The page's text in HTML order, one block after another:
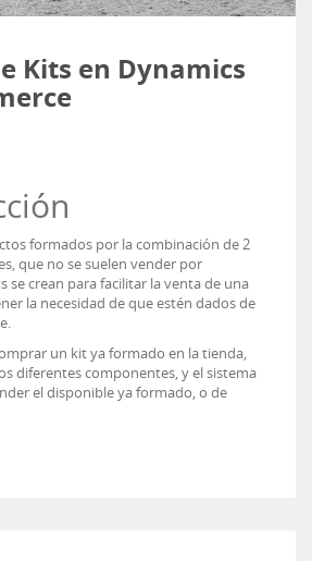
Kits en Dynamics
formados por la combinación de 2
que no se suelen vender por
se crean para facilitar la venta de una
la necesidad de que estén dados de
un kit ya formado en la tienda,
diferentes componentes, y el sistema
el disponible ya formado, o de